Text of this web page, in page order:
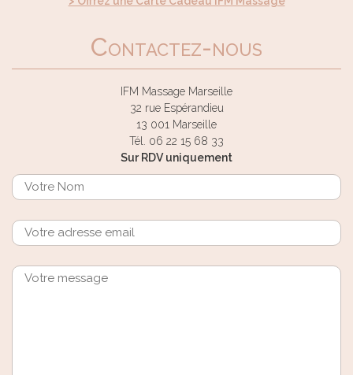
Contactez-nous
IFM Massage Marseille
32 rue Espérandieu
13 001 Marseille
Tél. 06 22 15 68 33
Sur RDV uniquement